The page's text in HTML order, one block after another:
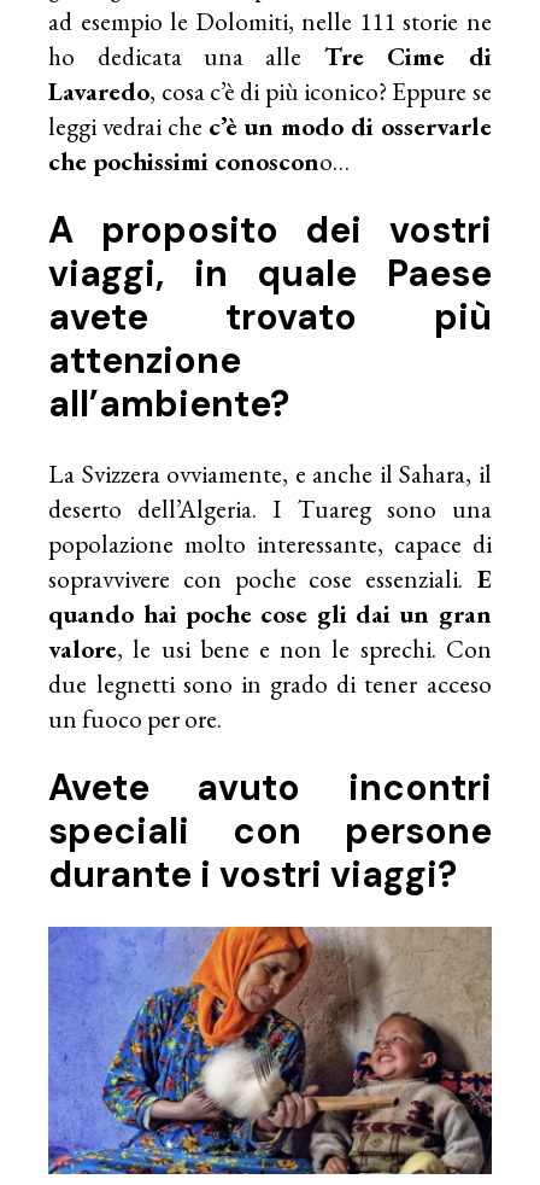
ad esempio le Dolomiti, nelle 111 storie ne
ho dedicata una alle Tre Cime di
Lavaredo, cosa c’è di più iconico? Eppure se
leggi vedrai che c’è un modo di osservarle
che pochissimi conoscono…
A proposito dei vostri
viaggi, in quale Paese
avete trovato più
attenzione
all’ambiente?
La Svizzera ovviamente, e anche il Sahara, il
deserto dell’Algeria. I Tuareg sono una
popolazione molto interessante, capace di
sopravvivere con poche cose essenziali. E
quando hai poche cose gli dai un gran
valore, le usi bene e non le sprechi. Con
due legnetti sono in grado di tener acceso
un fuoco per ore.
Avete avuto incontri
speciali con persone
durante i vostri viaggi?